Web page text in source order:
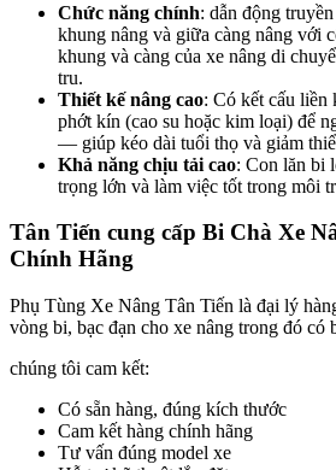
Chức năng chính: dẫn động
khung nâng và giữa càng nâng với
khung và càng của xe nâng di
tru.
Thiết kế nâng cao: Có kết cấu liền
phớt kín (cao su hoặc kim loại) để
— giúp kéo dài tuổi thọ và giảm
Khả năng chịu tải cao: Con lăn bi
trọng lớn và làm việc tốt trong môi
Tân Tiến cung cấp Bi Chà Xe
Chính Hãng
Phụ Tùng Xe Nâng Tân Tiến là đại lý
vòng bi, bạc đạn cho xe nâng trong đó có
chúng tôi cam kết:
Có sẵn hàng, đúng kích thước
Cam kết hàng chính hãng
Tư vấn đúng model xe